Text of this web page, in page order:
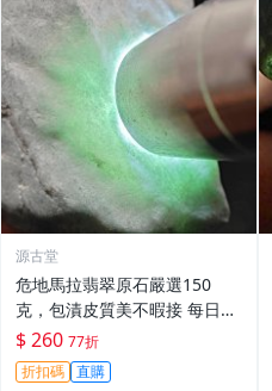
源古堂
危地馬拉翡翠原石嚴選150
克，包漬皮質美不暇接 每日拍
賣晚11點截標 真實成交 危地
馬拉、翡翠原石、包漿皮
$ 260 77折
折扣碼 直購